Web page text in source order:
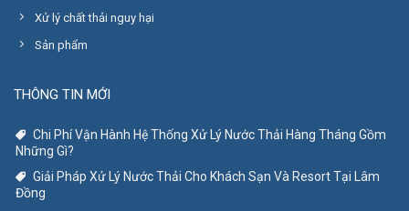
Xử lý chất thải nguy hại
Sản phẩm
THÔNG TIN MỚI
Chi Phí Vận Hành Hệ Thống Xử Lý Nước Thải Hàng Tháng Gồm
Những Gì?
Giải Pháp Xử Lý Nước Thải Cho Khách Sạn Và Resort Tại Lâm
Đồng